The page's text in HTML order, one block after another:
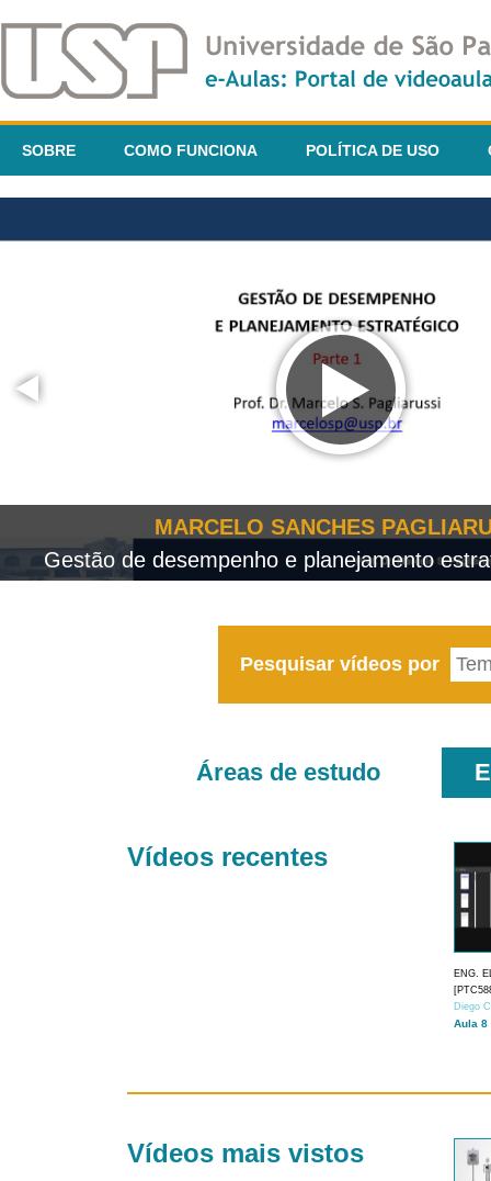
SOBRE COMO FUNCIONA POLÍTICA DE USO
MARCELO SANCHES
Gestão de desempenho e planejamento
Pesquisar vídeos por
Áreas de estudo
Vídeos recentes
ENG.
Diego
Aula 8
Vídeos mais vistos